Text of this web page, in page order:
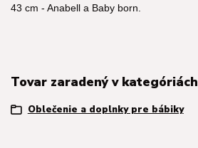
43 cm - Anabell a Baby born.
Tovar zaradený v kategóriách
Oblečenie a doplnky pre bábiky